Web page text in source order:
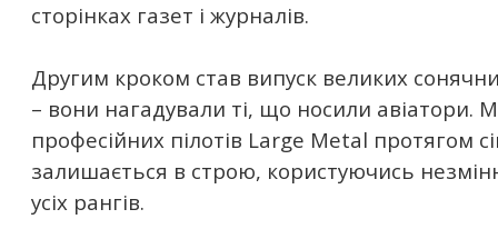
сторінках газет і журналів.
Другим кроком став випуск великих
– вони нагадували ті, що носили авіатори.
професійних пілотів Large Metal протягом
залишається в строю, користуючись
усіх рангів.